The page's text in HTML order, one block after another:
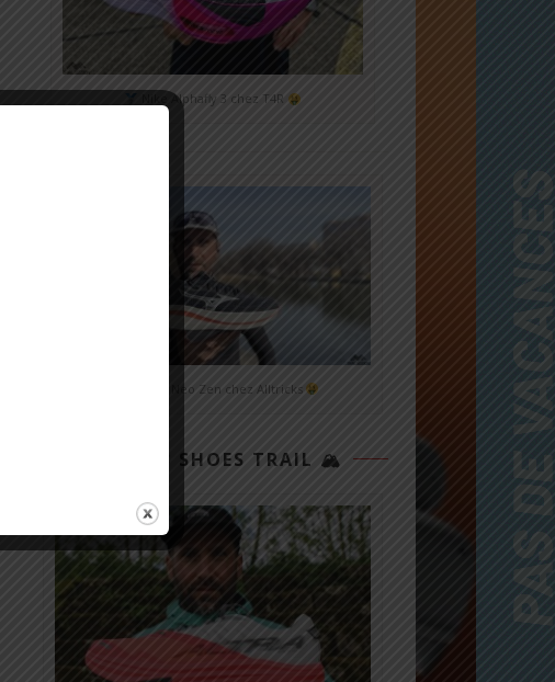
Nike Alphafly 3 chez T4R
Mizuno Neo Zen chez Alltricks
TOP 3 SHOES TRAIL 🏔